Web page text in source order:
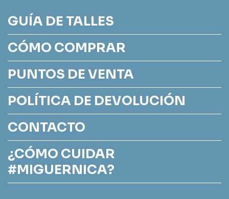
GUÍA DE TALLES
CÓMO COMPRAR
PUNTOS DE VENTA
POLÍTICA DE DEVOLUCIÓN
CONTACTO
¿CÓMO CUIDAR
#MIGUERNICA?